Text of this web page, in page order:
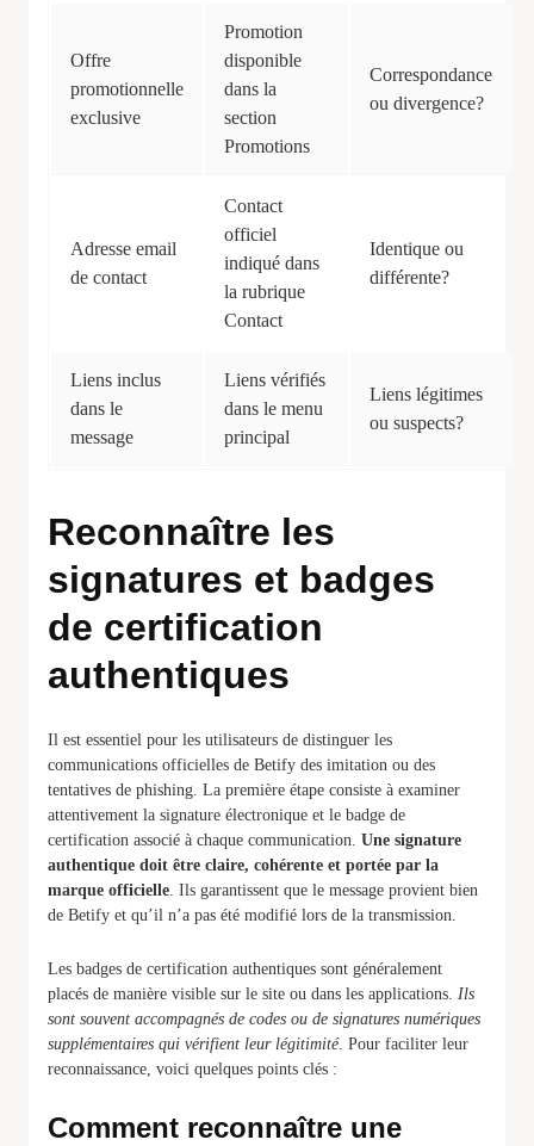
Offre
promotionnelle
exclusive
Promotion
disponible
dans la
section
Promotions
Correspondance
ou divergence?
Adresse email
de contact
Contact
officiel
indiqué dans
la rubrique
Contact
Identique ou
différente?
Liens inclus
dans le
message
Liens vérifiés
dans le menu
principal
Liens légitimes
ou suspects?
Reconnaître les
signatures et badges
de certification
authentiques
Il est essentiel pour les utilisateurs de distinguer les
communications officielles de Betify des imitation ou des
tentatives de phishing. La première étape consiste à examiner
attentivement la signature électronique et le badge de
certification associé à chaque communication. Une signature
authentique doit être claire, cohérente et portée par la
marque officielle. Ils garantissent que le message provient bien
de Betify et qu’il n’a pas été modifié lors de la transmission.
Les badges de certification authentiques sont généralement
placés de manière visible sur le site ou dans les applications. Ils
sont souvent accompagnés de codes ou de signatures numériques
supplémentaires qui vérifient leur légitimité. Pour faciliter leur
reconnaissance, voici quelques points clés :
Comment reconnaître une